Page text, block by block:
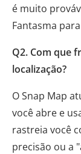
é muito
Fantasma
Q2. Com que
localização?
O Snap Map
você abre e
rastreia você
precisão ou a